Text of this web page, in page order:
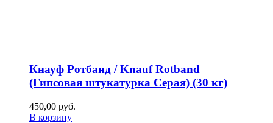
Кнауф Ротбанд / Knauf Rotband
(Гипсовая штукатурка Серая) (30 кг)
450,00 руб.
В корзину